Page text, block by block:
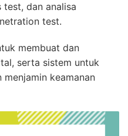
dan analisa
test.
membuat dan
serta sistem untuk
keamanan